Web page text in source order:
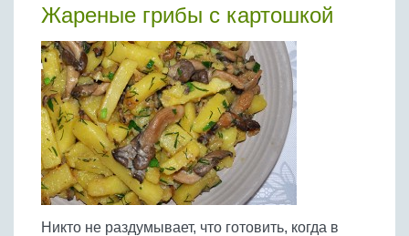
Бобовые
Крупы
Жареные грибы с картошкой
Никто не раздумывает, что готовить, когда в